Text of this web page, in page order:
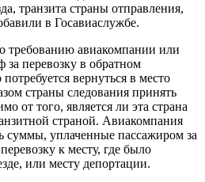
транзита страны отправления,
в Госавиаслужбе.
требованию авиакомпании или
за перевозку в обратном
вернуться в место
страны следования принять
от того, является ли эта страна
страной. Авиакомпания
суммы, уплаченные пассажиром за
к месту, где было
или месту депортации.